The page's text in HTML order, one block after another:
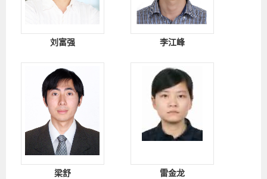
刘富强 李江峰
梁舒 雷金龙